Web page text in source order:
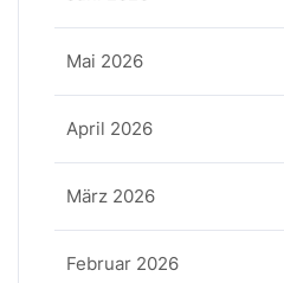
Mai 2026
April 2026
März 2026
Februar 2026